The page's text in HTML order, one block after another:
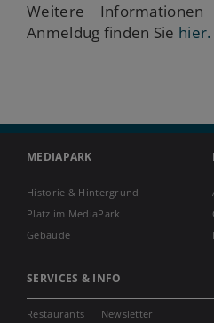
Weitere
Anmeldug finden Sie hier.
MEDIAPARK
Historie & Hintergrund
Platz im MediaPark
Gebäude
SERVICES & INFO
Restaurants Newsletter